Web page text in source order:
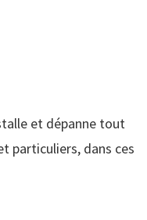
et dépanne tout
particuliers, dans ces